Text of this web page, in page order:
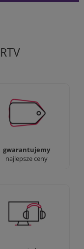
gwarantujemy
najlepsze ceny
pracujemy aby
zapewnić najlepsze
Jesteśmy prawdziwi :)
możesz przyjść i